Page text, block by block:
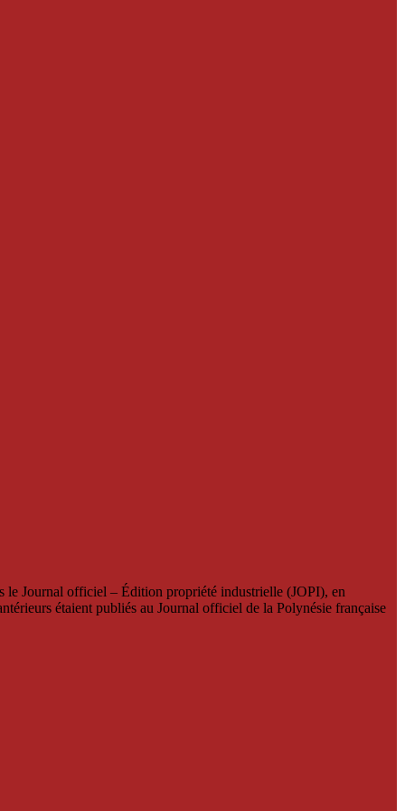
le Journal officiel – Édition propriété industrielle (JOPI), en
étaient publiés au Journal officiel de la Polynésie française